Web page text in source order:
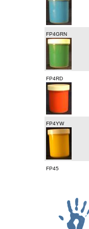
FP4GRN
FP4RD
FP4YW
FP45